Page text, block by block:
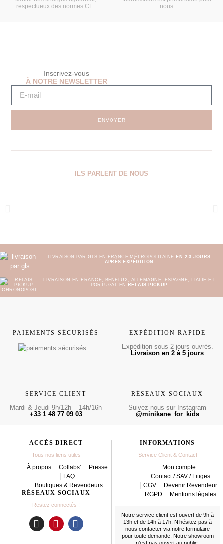
respectueux des normes CE.
nous.
Inscrivez-vous
À NOTRE NEWSLETTER
ENVOYER
ILS PARLENT DE NOUS
LIVRAISON PAR GLS EN FRANCE MÉTROPOLITAINE EN 2-3 JOURS
APRÈS EXPÉDITION
LIVRAISON EN FRANCE, BENELUX, ALLEMAGNE, ESPAGNE, ITALIE ET
PORTUGAL EN
RELAIS PICKUP
PAIEMENTS SÉCURISÉS EXPÉDITION RAPIDE
Expédition sous 2 jours ouvrés.
Livraison en 2 à 5 jours
SERVICE CLIENT
Mardi & Jeudi 9h/12h – 14h/16h
+33 1 48 77 09 03
RÉSEAUX SOCIAUX
Suivez-nous sur Instagram
@minikane_for_kids
ACCÈS DIRECT
Tous nos liens utiles
À propos Collabs’
Presse
FAQ
Boutiques & Revendeurs
RÉSEAUX SOCIAUX
Restez connectés !
I
P
F
INFORMATIONS
Service Client & Contact
Mon compte
Contact / SAV / Litiges
CGV
Devenir Revendeur
RGPD
Mentions légales
Notre service client est ouvert de 9h à
13h et de 14h à 17h. N’hésitez pas à
nous contacter via notre formulaire
pour toute demande. Notre showroom
n’est pas ouvert au public.